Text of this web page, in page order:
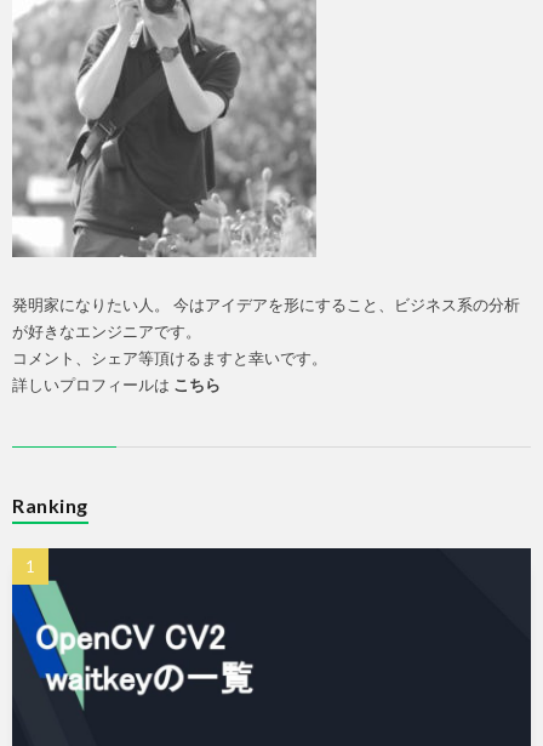
発明家になりたい人。 今はアイデアを形にすること、ビジネス系の分析
が好きなエンジニアです。
コメント、シェア等頂けるますと幸いです。
詳しいプロフィールは こちら
Ranking